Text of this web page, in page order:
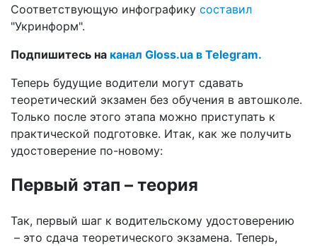
Соответствующую инфографику составил
"Укринформ".
Подпишитесь на канал Gloss.ua в Telegram.
Теперь будущие водители могут сдавать
теоретический экзамен без обучения в автошколе.
Только после этого этапа можно приступать к
практической подготовке. Итак, как же получить
удостоверение по-новому:
Первый этап – теория
Так, первый шаг к водительскому удостоверению
– это сдача теоретического экзамена. Теперь,